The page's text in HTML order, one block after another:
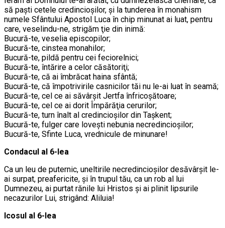
să paşti cetele credincioşilor, şi la tunderea în monahism
numele Sfântului Apostol Luca în chip minunat ai luat, pentru
care, veselindu-ne, strigăm ţie din inimă:
Bucură-te, veselia episcopilor;
Bucură-te, cinstea monahilor;
Bucură-te, pildă pentru cei feciorelnici;
Bucură-te, întărire a celor căsătoriţi;
Bucură-te, că ai îmbrăcat haina sfântă;
Bucură-te, că împotrivirile casnicilor tăi nu le-ai luat în seamă;
Bucură-te, cel ce ai săvârşit Jertfa înfricoşătoare;
Bucură-te, cel ce ai dorit Împărăţia cerurilor;
Bucură-te, turn înalt al credincioşilor din Taşkent;
Bucură-te, fulger care loveşti nebunia necredincioşilor;
Bucură-te, Sfinte Luca, vrednicule de minunare!
Condacul al 6-lea
Ca un leu de puternic, uneltirile necredincioşilor desăvârşit le-
ai surpat, preafericite, şi în trupul tău, ca un rob al lui
Dumnezeu, ai purtat rănile lui Hristos şi ai plinit lipsurile
necazurilor Lui, strigând: Aliluia!
Icosul al 6-lea